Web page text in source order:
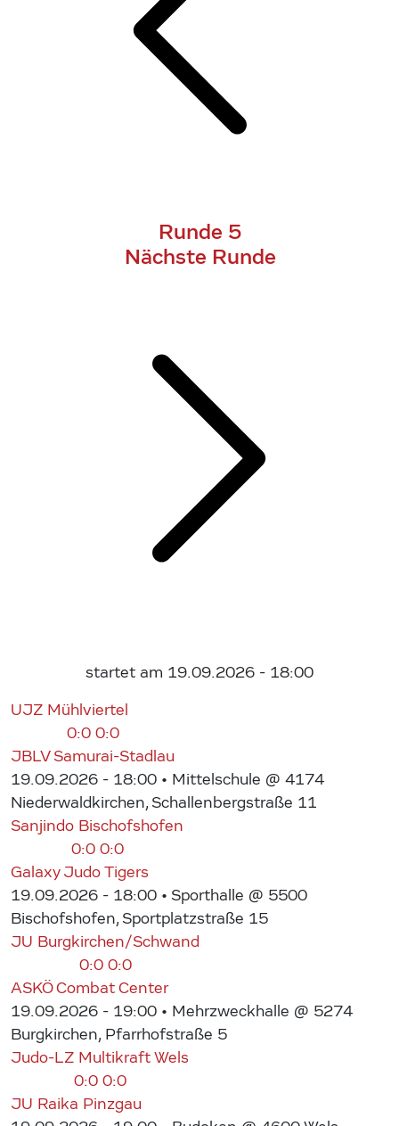
Runde 5
Nächste Runde
startet am 19.09.2026 - 18:00
UJZ Mühlviertel
0:0 0:0
JBLV Samurai-Stadlau
19.09.2026 - 18:00 • Mittelschule @ 4174
Niederwaldkirchen, Schallenbergstraße 11
Sanjindo Bischofshofen
0:0 0:0
Galaxy Judo Tigers
19.09.2026 - 18:00 • Sporthalle @ 5500
Bischofshofen, Sportplatzstraße 15
JU Burgkirchen/Schwand
0:0 0:0
ASKÖ Combat Center
19.09.2026 - 19:00 • Mehrzweckhalle @ 5274
Burgkirchen, Pfarrhofstraße 5
Judo-LZ Multikraft Wels
0:0 0:0
JU Raika Pinzgau